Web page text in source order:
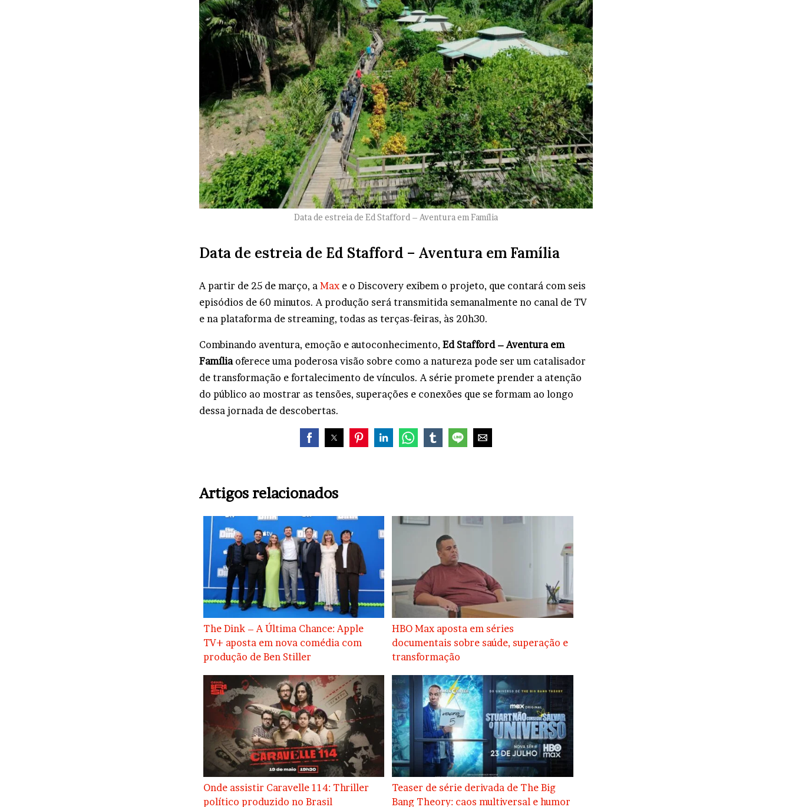
Data de estreia de Ed Stafford – Aventura em Família
Data de estreia de Ed Stafford – Aventura em Família
A partir de 25 de março, a Max e o Discovery exibem o projeto, que contará com seis
episódios de 60 minutos. A produção será transmitida semanalmente no canal de TV
e na plataforma de streaming, todas as terças-feiras, às 20h30.
Combinando aventura, emoção e autoconhecimento, Ed Stafford – Aventura em
Famíliaoferece uma poderosa visão sobre como a natureza pode ser um catalisador
de transformação e fortalecimento de vínculos. A série promete prender a atenção
do público ao mostrar as tensões, superações e conexões que se formam ao longo
dessa jornada de descobertas.
Artigos relacionados
The Dink – A Última Chance: Apple
TV+ aposta em nova comédia com
produção de Ben Stiller
HBO Max aposta em séries
documentais sobre saúde, superação e
transformação
Onde assistir Caravelle 114: Thriller
político produzido no Brasil
Teaser de série derivada de The Big
Bang Theory: caos multiversal e humor